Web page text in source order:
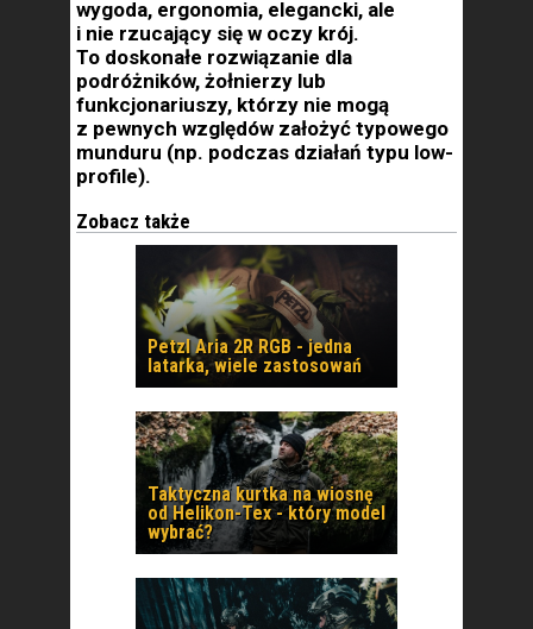
wygoda, ergonomia, elegancki, ale
i nie rzucający się w oczy krój.
To doskonałe rozwiązanie dla
podróżników, żołnierzy lub
funkcjonariuszy, którzy nie mogą
z pewnych względów założyć typowego
munduru (np. podczas działań typu low-
profile).
Zobacz także
Petzl Aria 2R RGB - jedna
latarka, wiele zastosowań
Taktyczna kurtka na wiosnę
od Helikon-Tex - który model
wybrać?